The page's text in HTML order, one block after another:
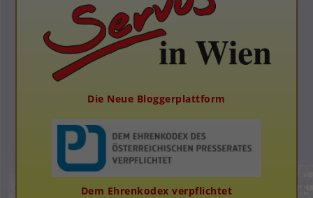
Die Neue Bloggerplattform
Dem Ehrenkodex verpflichtet